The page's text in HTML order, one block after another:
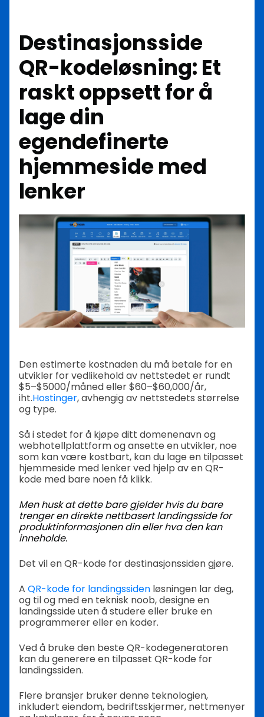
Destinasjonsside
QR-kodeløsning: Et
raskt oppsett for å
lage din
egendefinerte
hjemmeside med
lenker
Den estimerte kostnaden du må betale for en
utvikler for vedlikehold av nettstedet er rundt
$5–$5000/måned eller $60–$60,000/år,
iht.Hostinger, avhengig av nettstedets størrelse
og type.
Så i stedet for å kjøpe ditt domenenavn og
webhotellplattform og ansette en utvikler, noe
som kan være kostbart, kan du lage en tilpasset
hjemmeside med lenker ved hjelp av en QR-
kode med bare noen få klikk.
Men husk at dette bare gjelder hvis du bare
trenger en direkte nettbasert landingsside for
produktinformasjonen din eller hva den kan
inneholde.
Det vil en QR-kode for destinasjonssiden gjøre.
A QR-kode for landingssiden løsningen lar deg,
og til og med en teknisk noob, designe en
landingsside uten å studere eller bruke en
programmerer eller en koder.
Ved å bruke den beste QR-kodegeneratoren
kan du generere en tilpasset QR-kode for
landingssiden.
Flere bransjer bruker denne teknologien,
inkludert eiendom, bedriftsskjermer, nettmenyer